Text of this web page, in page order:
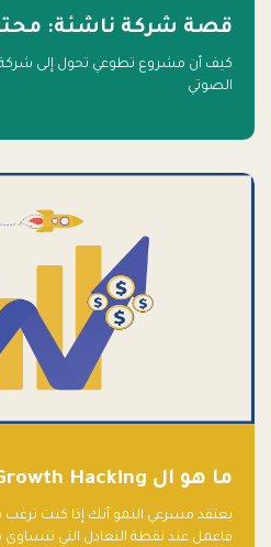
قصة شركة ناشئة:
كيف أن مشروع تطوعي تحول إلى شركة
الصوتي
ما هو ال Growth Hacking
يعتقد مسرعي النمو أنك إذا كنت
فاعمل عند نقطة التعادل التي تتساوى